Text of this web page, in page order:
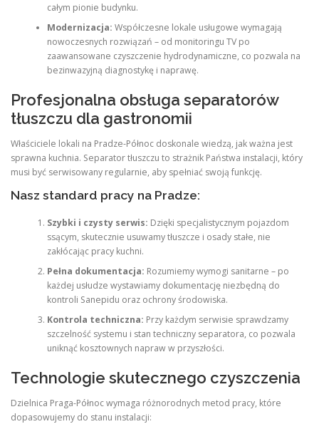
całym pionie budynku.
Modernizacja: Współczesne lokale usługowe wymagają
nowoczesnych rozwiązań – od monitoringu TV po
zaawansowane czyszczenie hydrodynamiczne, co pozwala na
bezinwazyjną diagnostykę i naprawę.
Profesjonalna obsługa separatorów
tłuszczu dla gastronomii
Właściciele lokali na Pradze-Północ doskonale wiedzą, jak ważna jest
sprawna kuchnia. Separator tłuszczu to strażnik Państwa instalacji, który
musi być serwisowany regularnie, aby spełniać swoją funkcję.
Nasz standard pracy na Pradze:
Szybki i czysty serwis: Dzięki specjalistycznym pojazdom
ssącym, skutecznie usuwamy tłuszcze i osady stałe, nie
zakłócając pracy kuchni.
Pełna dokumentacja: Rozumiemy wymogi sanitarne – po
każdej usłudze wystawiamy dokumentację niezbędną do
kontroli Sanepidu oraz ochrony środowiska.
Kontrola techniczna: Przy każdym serwisie sprawdzamy
szczelność systemu i stan techniczny separatora, co pozwala
uniknąć kosztownych napraw w przyszłości.
Technologie skutecznego czyszczenia
Dzielnica Praga-Północ wymaga różnorodnych metod pracy, które
dopasowujemy do stanu instalacji: